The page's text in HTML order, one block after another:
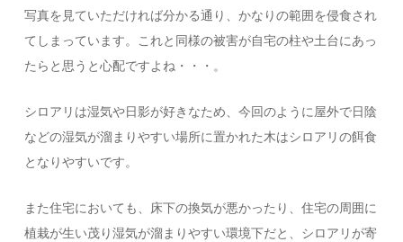
写真を見ていただければ分かる通り、かなりの範囲を侵食され
てしまっています。これと同様の被害が自宅の柱や土台にあっ
たらと思うと心配ですよね・・・。
シロアリは湿気や日影が好きなため、今回のように屋外で日陰
などの湿気が溜まりやすい場所に置かれた木はシロアリの餌食
となりやすいです。
また住宅においても、床下の換気が悪かったり、住宅の周囲に
植栽が生い茂り湿気が溜まりやすい環境下だと、シロアリが寄